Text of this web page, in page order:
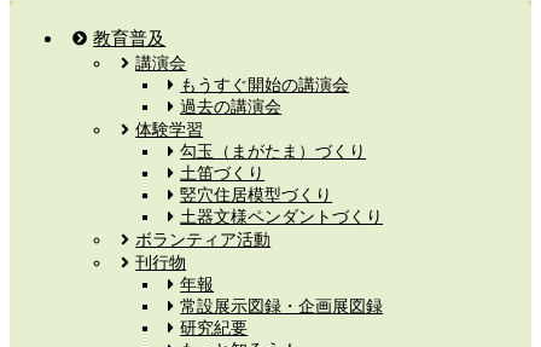
教育普及
講演会
もうすぐ開始の講演会
過去の講演会
体験学習
勾玉（まがたま）づくり
土笛づくり
竪穴住居模型づくり
土器文様ペンダントづくり
ボランティア活動
刊行物
年報
常設展示図録・企画展図録
研究紀要